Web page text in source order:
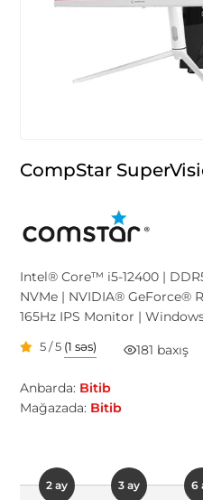
CompStar
Intel® Core™ i5-12400 |
NVMe | NVIDIA® GeForce®
165Hz IPS Monitor | Windows
5 / 5 (1 səs) 181 baxış
Anbarda: Bitib
Mağazada: Bitib
2 ay 3 ay 6